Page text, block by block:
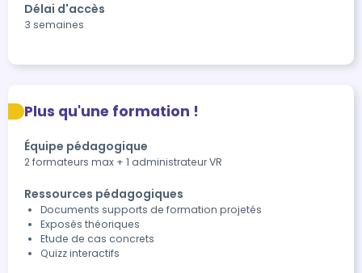
Délai d'accès
3 semaines
Plus qu'une formation !
Équipe pédagogique
2 formateurs max + 1 administrateur VR
Ressources pédagogiques
Documents supports de formation projetés
Exposés théoriques
Etude de cas concrets
Quizz interactifs